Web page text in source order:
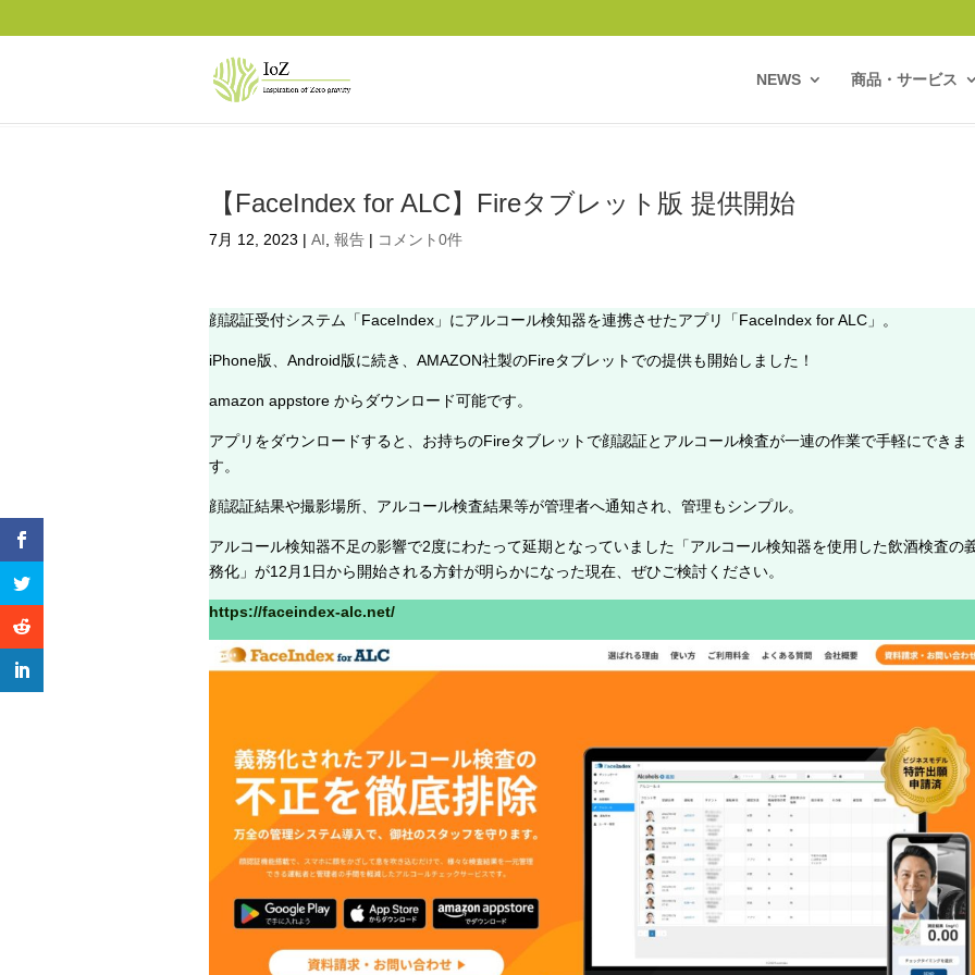
NEWS 商品・サービス
【FaceIndex for ALC】Fireタブレット版 提供開始
7月 12, 2023 | AI 報告 | コメント0件
顔認証受付システム「FaceIndex」にアルコール検知器を連携させたアプリ「FaceIndex for ALC」。
iPhone版、Android版に続き、AMAZON社製のFireタブレットでの提供も開始しました！
amazon appstore からダウンロード可能です。
アプリをダウンロードすると、お持ちのFireタブレットで顔認証とアルコール検査が一連の作業で手軽にできま
す。
顔認証結果や撮影場所、アルコール検査結果等が管理者へ通知され、管理もシンプル。
アルコール検知器不足の影響で2度にわたって延期となっていました「アルコール検知器を使用した飲酒検査の
務化」が12月1日から開始される方針が明らかになった現在、ぜひご検討ください。
https://faceindex-alc.net/